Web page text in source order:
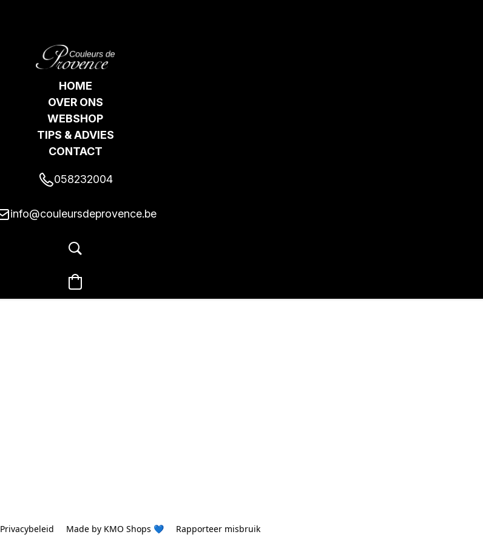
HOME
OVER ONS
WEBSHOP
TIPS & ADVIES
CONTACT
058232004
info@couleursdeprovence.be
Privacybeleid Made by KMO Shops 💙 Rapporteer misbruik